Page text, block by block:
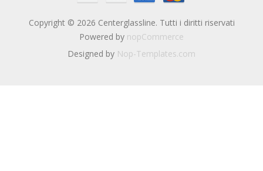
Copyright © 2026 Centerglassline. Tutti i diritti riservati
Powered by nopCommerce
Designed by Nop-Templates.com